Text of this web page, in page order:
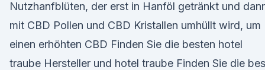
Nutzhanfblüten, der erst in Hanföl getränkt und
mit CBD Pollen und CBD Kristallen umhüllt wird, um
einen erhöhten CBD Finden Sie die besten hotel
traube Hersteller und hotel traube Finden Sie die